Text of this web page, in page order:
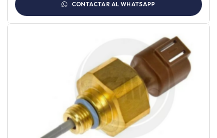
CONTACTAR AL WHATSAPP